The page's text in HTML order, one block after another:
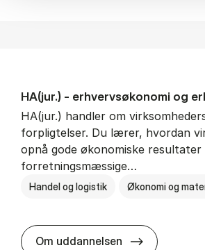
HA(jur.) - erhvervs­økonomi og
HA(jur.) handler om
forpligtelser. Du lærer, hvordan
opnå gode økonomiske
forretningsmæssige…
Handel og logistik Økonomi og
Om uddannelsen HA(jur.) -